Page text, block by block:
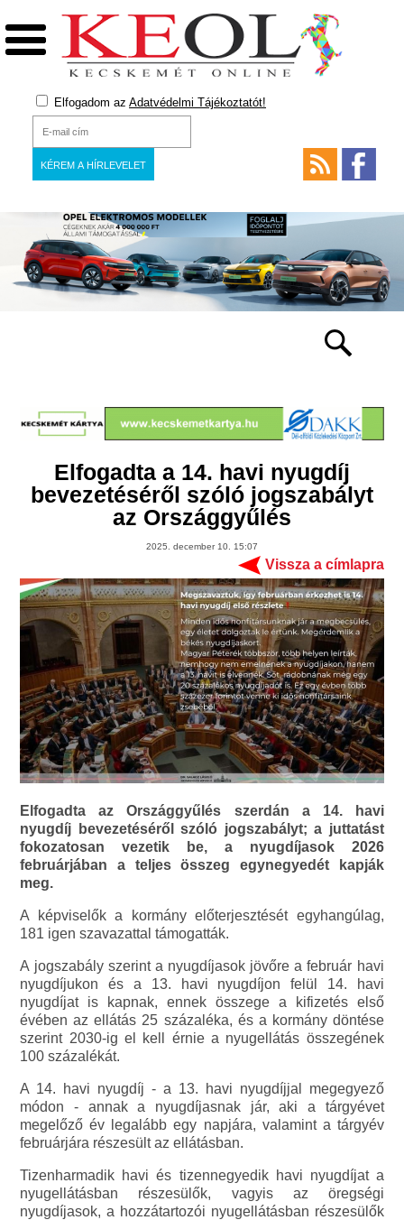
Elfogadom az Adatvédelmi Tájékoztatót!
Elfogadta a 14. havi nyugdíj
bevezetéséről szóló jogszabályt
az Országgyűlés
2025. december 10. 15:07
Vissza a címlapra
Elfogadta az Országgyűlés szerdán a 14. havi
nyugdíj bevezetéséről szóló jogszabályt; a juttatást
fokozatosan vezetik be, a nyugdíjasok 2026
februárjában a teljes összeg egynegyedét kapják
meg.
A képviselők a kormány előterjesztését egyhangúlag,
181 igen szavazattal támogatták.
A jogszabály szerint a nyugdíjasok jövőre a február havi
nyugdíjukon és a 13. havi nyugdíjon felül 14. havi
nyugdíjat is kapnak, ennek összege a kifizetés első
évében az ellátás 25 százaléka, és a kormány döntése
szerint 2030-ig el kell érnie a nyugellátás összegének
100 százalékát.
A 14. havi nyugdíj - a 13. havi nyugdíjjal megegyező
módon - annak a nyugdíjasnak jár, aki a tárgyévet
megelőző év legalább egy napjára, valamint a tárgyév
februárjára részesült az ellátásban.
Tizenharmadik havi és tizennegyedik havi nyugdíjat a
nyugellátásban részesülők, vagyis az öregségi
nyugdíjasok, a hozzátartozói nyugellátásban részesülők